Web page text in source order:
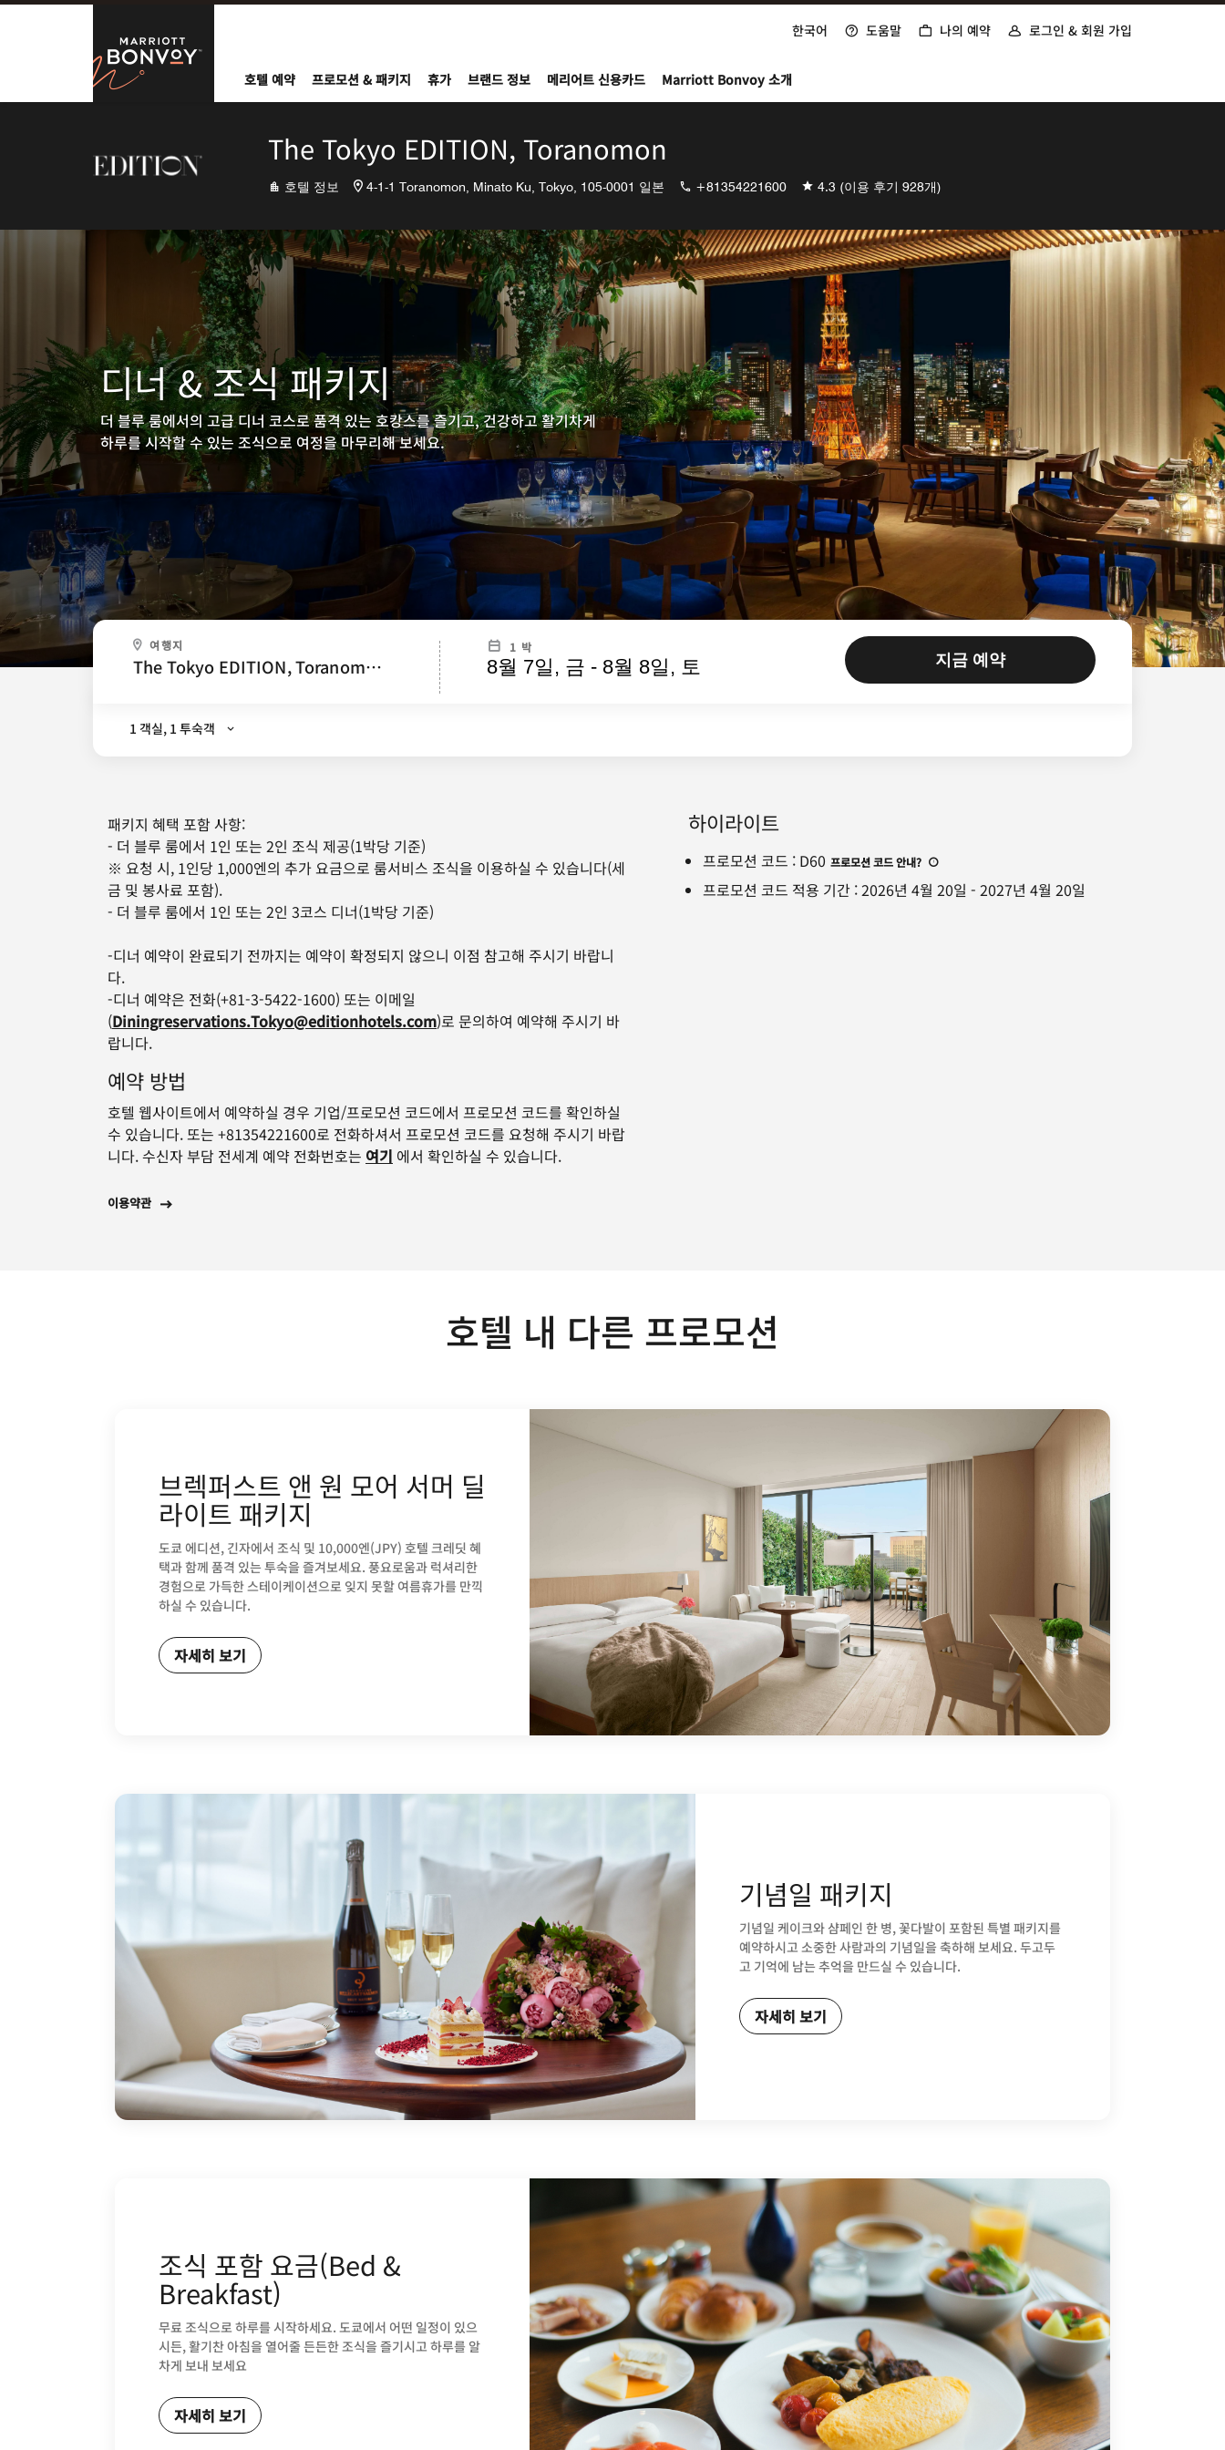
Skip to Content
Marriott Bonvoy
한국어 도움말 나의 예약 로그인 & 회원 가입
호텔 예약 프로모션 & 패키지 휴가 브랜드 정보 메리어트 신용카드 Marriott Bonvoy 소개
The Tokyo EDITION, Toranomon
호텔 정보 4-1-1 Toranomon, Minato Ku, Tokyo, 105-0001 일본 +81354221600 4.3 (이용 후기 928개)
디너 & 조식 패키지
더 블루 룸에서의 고급 디너 코스로 품격 있는 호캉스를 즐기고, 건강하고 활기차게
하루를 시작할 수 있는 조식으로 여정을 마무리해 보세요.
여행지
.
1 박
8월 7일, 금 - 8월 8일, 토
1 객실, 1 투숙객
지금 예약
패키지 혜택 포함 사항:
- 더 블루 룸에서 1인 또는 2인 조식 제공(1박당 기준)
※ 요청 시, 1인당 1,000엔의 추가 요금으로 룸서비스 조식을 이용하실 수 있습니다(세
금 및 봉사료 포함).
- 더 블루 룸에서 1인 또는 2인 3코스 디너(1박당 기준)
-디너 예약이 완료되기 전까지는 예약이 확정되지 않으니 이점 참고해 주시기 바랍니
다.
-디너 예약은 전화(+81-3-5422-1600) 또는 이메일
(Diningreservations.Tokyo@editionhotels.com)로 문의하여 예약해 주시기 바
랍니다.
예약 방법
호텔 웹사이트에서 예약하실 경우 기업/프로모션 코드에서 프로모션 코드를 확인하실
수 있습니다. 또는 +81354221600로 전화하셔서 프로모션 코드를 요청해 주시기 바랍
니다. 수신자 부담 전세계 예약 전화번호는 여기 에서 확인하실 수 있습니다.
이용약관
하이라이트
프로모션 코드 : D60 프로모션 코드 안내?
프로모션 코드 적용 기간 :2026년 4월 20일 - 2027년 4월 20일
호텔 내 다른 프로모션
브렉퍼스트 앤 원 모어 서머 딜
라이트 패키지
도쿄 에디션, 긴자에서 조식 및 10,000엔(JPY) 호텔 크레딧 혜
택과 함께 품격 있는 투숙을 즐겨보세요. 풍요로움과 럭셔리한
경험으로 가득한 스테이케이션으로 잊지 못할 여름휴가를 만끽
하실 수 있습니다.
자세히 보기
기념일 패키지
기념일 케이크와 샴페인 한 병, 꽃다발이 포함된 특별 패키지를
예약하시고 소중한 사람과의 기념일을 축하해 보세요. 두고두
고 기억에 남는 추억을 만드실 수 있습니다.
자세히 보기
조식 포함 요금(Bed &
Breakfast)
무료 조식으로 하루를 시작하세요. 도쿄에서 어떤 일정이 있으
시든, 활기찬 아침을 열어줄 든든한 조식을 즐기시고 하루를 알
차게 보내 보세요
자세히 보기